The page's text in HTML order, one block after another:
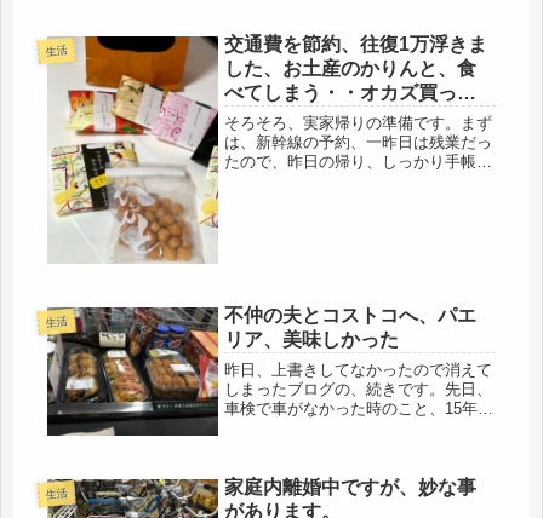
卓球女子に、雨足を見ながら家を出る
と、遅れる旨、ラインで連絡。さぼっ
た...
生活
交通費を節約、往復1万浮きま
した、お土産のかりんと、食
べてしまう・・オカズ買って
しまう。
そろそろ、実家帰りの準備です。まず
は、新幹線の予約、一昨日は残業だっ
たので、昨日の帰り、しっかり手帳を
生活
不仲の夫とコストコへ、パエ
リア、美味しかった
昨日、上書きしてなかったので消えて
しまったブログの、続きです。先日、
車検で車がなかった時のこと、15年前
なんと18万。バッテリーも計測不能...
生活
家庭内離婚中ですが、妙な事
があります。